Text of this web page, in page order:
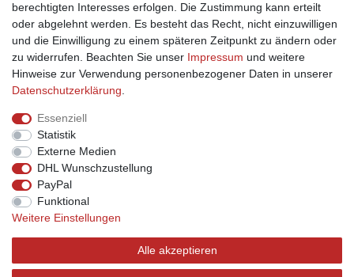
Datenschutzerklärung
AGB
Impressum
Ja, ich möchte über aktuelle Angebote informiert werden!
Hiermit bestätige ich, dass ich die
Einwilligung kann ich jederzeit widerrufen.**
berechtigten Interesses erfolgen. Die Zustimmung kann erteilt
oder abgelehnt werden. Es besteht das Recht, nicht einzuwilligen
und die Einwilligung zu einem späteren Zeitpunkt zu ändern oder
zu widerrufen. Beachten Sie unser Impressum und weitere
Hinweise zur Verwendung personenbezogener Daten in unserer
Daten­schutz­erklärung
Essenziell
Statistik
Externe Medien
DHL Wunschzustellung
PayPal
Funktional
Weitere Einstellungen
Alle akzeptieren